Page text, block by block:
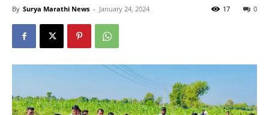
By Surya Marathi News - January 24, 2024 0
17